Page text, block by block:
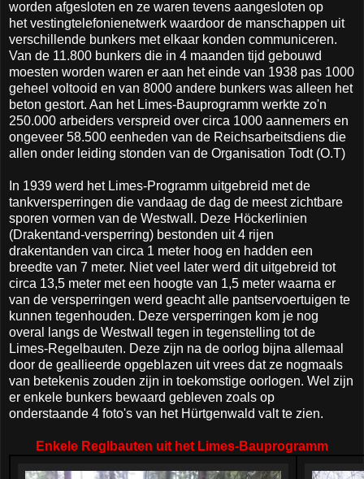
worden afgesloten en ze waren tevens aangesloten op
het vestingtelefonienetwerk waardoor de manschappen uit
verschillende bunkers met elkaar konden communiceren.
Van de 11.800 bunkers die in 4 maanden tijd gebouwd
moesten worden waren er aan het einde van 1938 pas 1000
geheel voltooid en van 8000 andere bunkers was alleen het
beton gestort. Aan het Limes-Bauprogramm werkte zo'n
250.000 arbeiders verspreid over circa 1000 aannemers en
ongeveer 58.500 eenheden van de Reichsarbeitsdiens die
allen onder leiding stonden van de Organisation Todt (O.T)
In 1939 werd het Limes-Programm uitgebreid met de
tankversperringen die vandaag de dag de meest zichtbare
sporen vormen van de Westwall. Deze Höckerlinien
(Drakentand-versperring) bestonden uit 4 rijen
drakentanden van circa 1 meter hoog en hadden een
breedte van 7 meter. Niet veel later werd dit uitgebreid tot
circa 13,5 meter met een hoogte van 1,5 meter waarna er
van de versperringen werd geacht alle pantservoertuigen te
kunnen tegenhouden. Deze versperringen kom je nog
overal langs de Westwall tegen in tegenstelling tot de
Limes-Regelbauten. Deze zijn na de oorlog bijna allemaal
door de geallieerde opgeblazen uit vrees dat ze nogmaals
van betekenis zouden zijn in toekomstige oorlogen. Wel zijn
er enkele bunkers bewaard gebleven zoals op
onderstaande 4 foto's van het Hürtgenwald valt te zien.
Enkele Reglbauten uit het Limes-Bauprogramm